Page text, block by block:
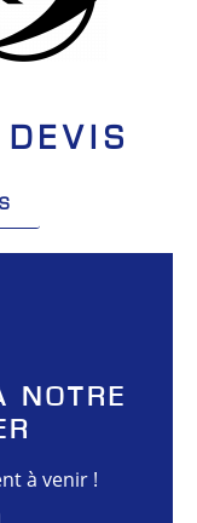
NOTRE
à venir !